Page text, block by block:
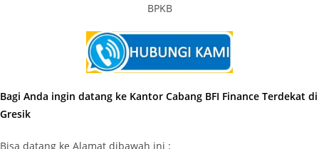
BPKB
Bagi Anda ingin datang ke Kantor Cabang BFI Finance Terdekat di
Gresik
Bisa datang ke Alamat dibawah ini :